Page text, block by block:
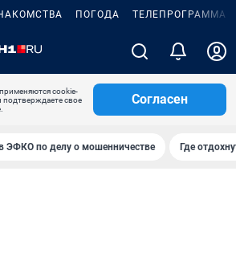
ПОГОДА ТЕЛЕПРОГРАММА
cookie-
подтверждаете свое
Согласен
ЭФКО по делу о мошенничестве Где